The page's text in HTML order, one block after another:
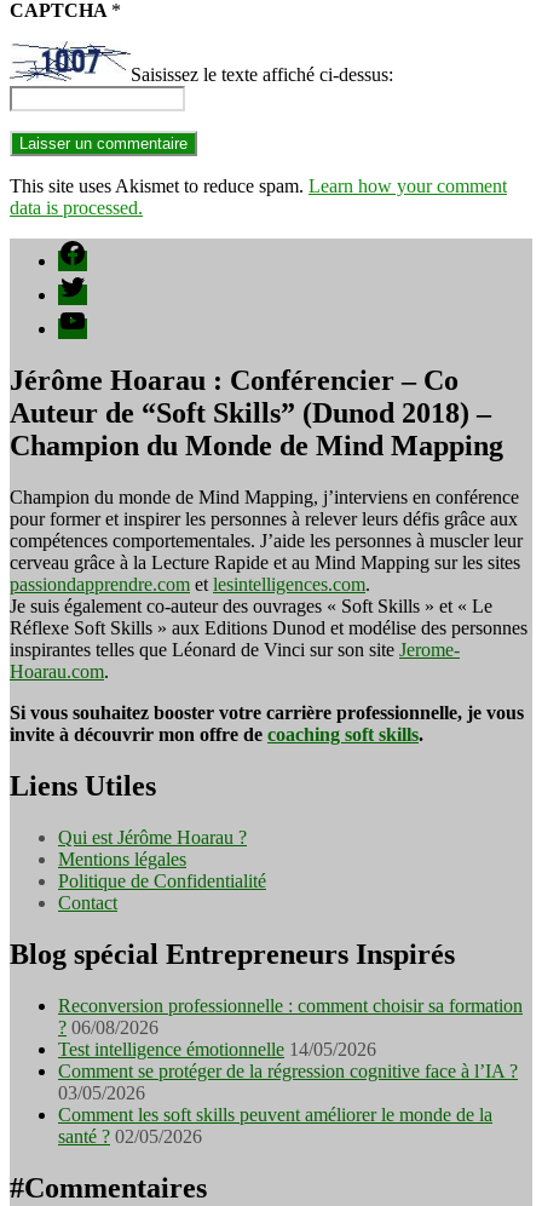
CAPTCHA *
Saisissez le texte affiché ci-dessus:
This site uses Akismet to reduce spam. Learn how your comment
data is processed.
Facebook
Twitter
YouTube
Jérôme Hoarau : Conférencier – Co
Auteur de “Soft Skills” (Dunod 2018) –
Champion du Monde de Mind Mapping
Champion du monde de Mind Mapping, j’interviens en conférence
pour former et inspirer les personnes à relever leurs défis grâce aux
compétences comportementales. J’aide les personnes à muscler leur
cerveau grâce à la Lecture Rapide et au Mind Mapping sur les sites
passiondapprendre.com et lesintelligences.com.
Je suis également co-auteur des ouvrages « Soft Skills » et « Le
Réflexe Soft Skills » aux Editions Dunod et modélise des personnes
inspirantes telles que Léonard de Vinci sur son site Jerome-
Hoarau.com.
Si vous souhaitez booster votre carrière professionnelle, je vous
invite à découvrir mon offre de coaching soft skills.
Liens Utiles
Qui est Jérôme Hoarau ?
Mentions légales
Politique de Confidentialité
Contact
Blog spécial Entrepreneurs Inspirés
Reconversion professionnelle : comment choisir sa formation
? 06/08/2026
Test intelligence émotionnelle 14/05/2026
Comment se protéger de la régression cognitive face à l’IA ?
03/05/2026
Comment les soft skills peuvent améliorer le monde de la
santé ? 02/05/2026
#Commentaires